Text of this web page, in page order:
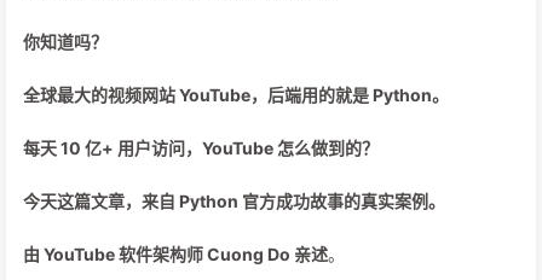
你知道吗？
全球最大的视频网站 YouTube，后端用的就是 Python。
每天 10 亿+ 用户访问，YouTube 怎么做到的？
今天这篇文章，来自 Python 官方成功故事的真实案例。
由 YouTube 软件架构师 Cuong Do 亲述。